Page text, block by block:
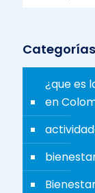
Categorías
¿que es
en